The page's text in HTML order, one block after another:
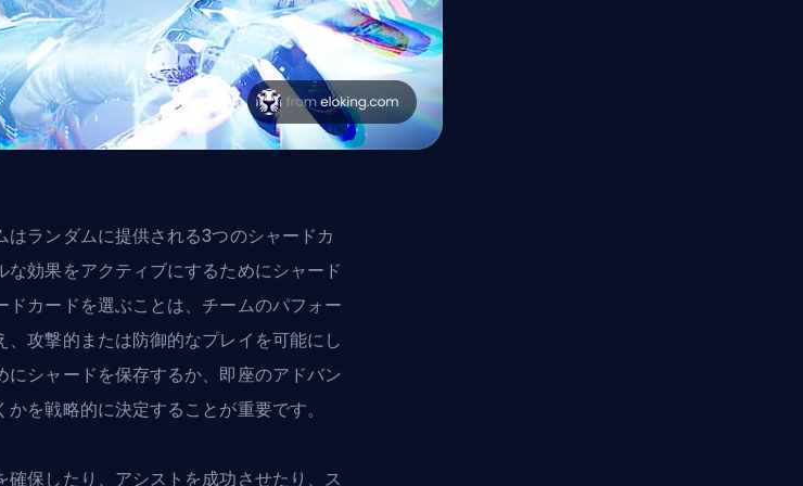
はランダムに提供される3つのシャードカ
な効果をアクティブにするためにシャード
ドカードを選ぶことは、チームのパフォー
、攻撃的または防御的なプレイを可能にし
にシャードを保存するか、即座のアドバン
を戦略的に決定することが重要です。
確保したり、アシストを成功させたり、ス